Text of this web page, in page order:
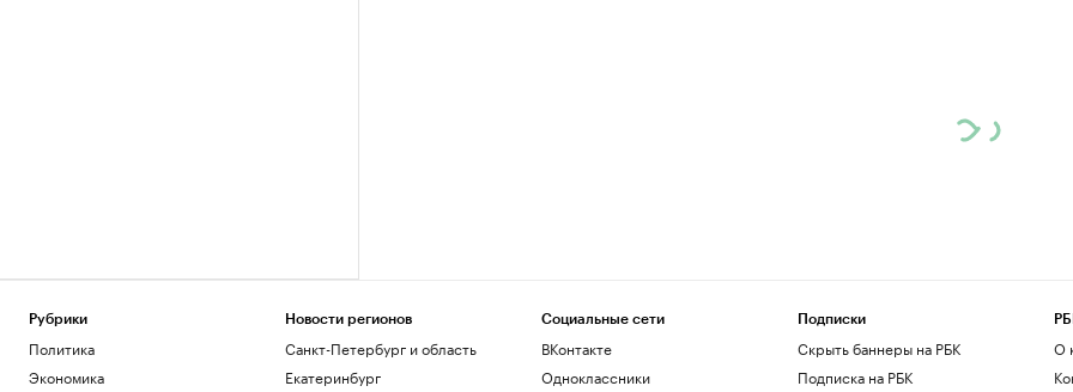
Рубрики
Политика
Экономика
Новости регионов
Санкт-Петербург и область
Екатеринбург
Социальные сети
ВКонтакте
Одноклассники
Подписки
Скрыть баннеры на РБК
Подписка на РБК
О